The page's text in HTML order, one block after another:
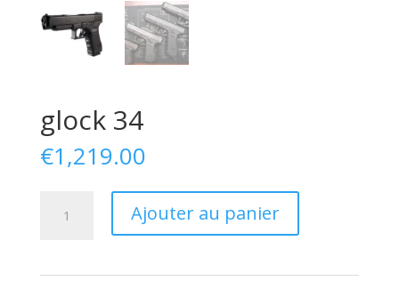
glock 34
€1,219.00
Ajouter au panier